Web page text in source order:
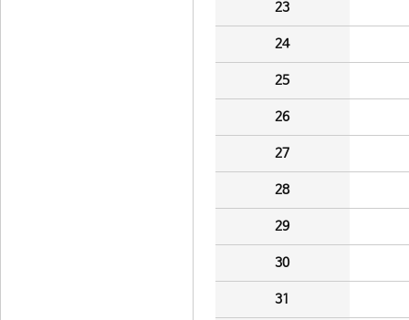
23
24
25
26
27
28
29
30
31